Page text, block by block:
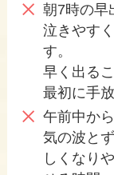
朝7時の早
泣きやす
す。
早く出る
最初に手
午前中か
気の波と
しくなり